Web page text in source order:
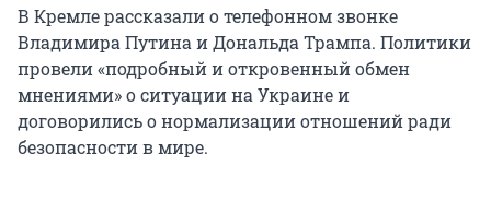
В Кремле рассказали о телефонном звонке
Владимира Путина и Дональда Трампа. Политики
провели «подробный и откровенный обмен
мнениями» о ситуации на Украине и
договорились о нормализации отношений ради
безопасности в мире.